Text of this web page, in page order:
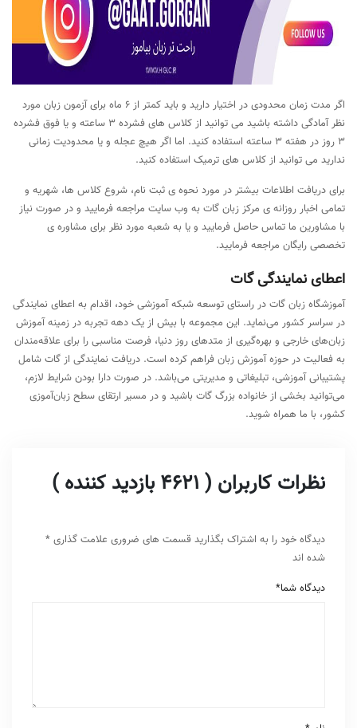
اگر مدت زمان محدودی در اختیار دارید و باید کمتر از 6 ماه برای آزمون زبان مورد
نظر آمادگی داشته باشید می توانید از کلاس های فشرده 3 ساعته و یا فوق فشرده
3 روز در هفته 3 ساعته استفاده کنید. اما اگر هیچ عجله و یا محدودیت زمانی
ندارید می توانید از کلاس های ترمیک استفاده کنید.
برای دریافت اطلاعات بیشتر در مورد نحوه ی ثبت نام، شروع کلاس ها، شهریه و
تمامی اخبار روزانه ی مرکز زبان گات به وب سایت مراجعه فرمایید و در صورت نیاز
با مشاورین ما تماس حاصل فرمایید و یا به شعبه مورد نظر برای مشاوره ی
تخصصی رایگان مراجعه فرمایید.
اعطای نمایندگی گات
آموزشگاه زبان گات در راستای توسعه شبکه آموزشی خود، اقدام به اعطای نمایندگی
در سراسر کشور می‌نماید. این مجموعه با بیش از یک دهه تجربه در زمینه آموزش
زبان‌های خارجی و بهره‌گیری از متدهای روز دنیا، فرصت مناسبی را برای علاقه‌مندان
به فعالیت در حوزه آموزش زبان فراهم کرده است. دریافت نمایندگی از گات شامل
پشتیبانی آموزشی، تبلیغاتی و مدیریتی می‌باشد. در صورت دارا بودن شرایط لازم،
می‌توانید بخشی از خانواده بزرگ گات باشید و در مسیر ارتقای سطح زبان‌آموزی
کشور، با ما همراه شوید.
نظرات کاربران ( 4621 بازدید کننده )
دیدگاه خود را به اشتراک بگذارید قسمت های ضروری علامت گذاری *
شده اند
دیدگاه شما*